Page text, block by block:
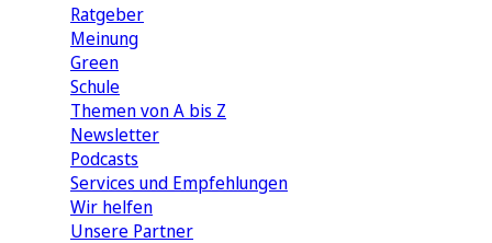
Ratgeber
Meinung
Green
Schule
Themen von A bis Z
Newsletter
Podcasts
Services und Empfehlungen
Wir helfen
Unsere Partner